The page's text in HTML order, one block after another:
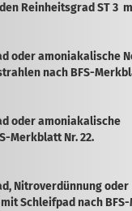
Reinheitsgrad ST 3
oder amoniakalische
nach BFS-
oder amoniakalische
Merkblatt Nr. 22.
Nitroverdünnung oder
Schleif­pad nach